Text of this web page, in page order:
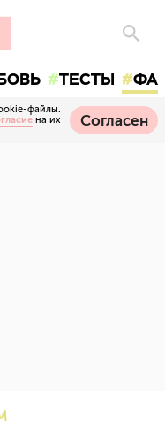
ТЕСТЫ
файлы.
на их
Согласен